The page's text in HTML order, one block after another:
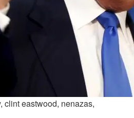
clint eastwood, nenazas,